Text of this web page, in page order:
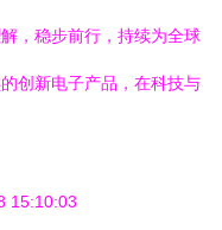
，稳步前行，持续为全球
创新电子产品，在科技与
15:10:03